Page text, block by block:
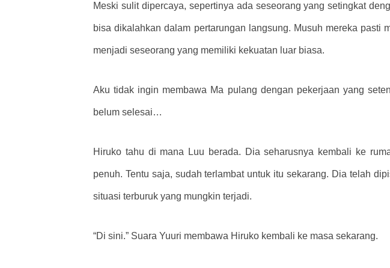
Meski sulit dipercaya, sepertinya ada seseorang yang setingkat
bisa dikalahkan dalam pertarungan langsung. Musuh mereka
menjadi seseorang yang memiliki kekuatan luar biasa.
Aku tidak ingin membawa Ma pulang dengan pekerjaan yang
belum selesai…
Hiruko tahu di mana Luu berada. Dia seharusnya kembali ke
penuh. Tentu saja, sudah terlambat untuk itu sekarang. Dia telah
situasi terburuk yang mungkin terjadi.
“Di sini.” Suara Yuuri membawa Hiruko kembali ke masa sekarang.